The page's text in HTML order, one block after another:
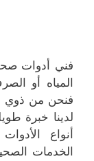
فني أدوات
المياه أو
فنحن من ذوي
لدينا خبرة
أنواع
الخدمات